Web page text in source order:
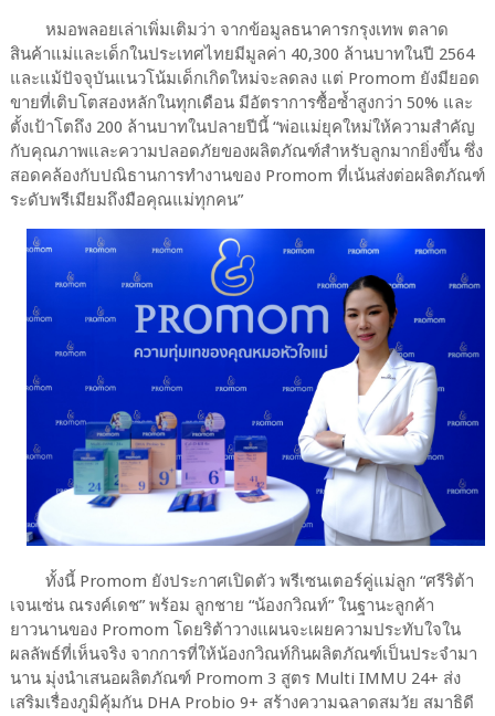
หมอพลอยเล่าเพิ่มเติมว่า จากข้อมูลธนาคารกรุงเทพ ตลาด
สินค้าแม่และเด็กในประเทศไทยมีมูลค่า 40,300 ล้านบาทในปี 2564
และแม้ปัจจุบันแนวโน้มเด็กเกิดใหม่จะลดลง แต่ Promom ยังมียอด
ขายที่เติบโตสองหลักในทุกเดือน มีอัตราการซื้อซ้ำสูงกว่า 50% และ
ตั้งเป้าโตถึง 200 ล้านบาทในปลายปีนี้ “พ่อแม่ยุคใหม่ให้ความสำคัญ
กับคุณภาพและความปลอดภัยของผลิตภัณฑ์สำหรับลูกมากยิ่งขึ้น ซึ่ง
สอดคล้องกับปณิธานการทำงานของ Promom ที่เน้นส่งต่อผลิตภัณฑ์
ระดับพรีเมียมถึงมือคุณแม่ทุกคน”
ทั้งนี้ Promom ยังประกาศเปิดตัว พรีเซนเตอร์คู่แม่ลูก “ศรีริต้า
เจนเซ่น ณรงค์เดช” พร้อม ลูกชาย “น้องกวิณท์” ในฐานะลูกค้า
ยาวนานของ Promom โดยริต้าวางแผนจะเผยความประทับใจใน
ผลลัพธ์ที่เห็นจริง จากการที่ให้น้องกวิณท์กินผลิตภัณฑ์เป็นประจำมา
นาน มุ่งนำเสนอผลิตภัณฑ์ Promom 3 สูตร Multi IMMU 24+ ส่ง
เสริมเรื่องภูมิคุ้มกัน DHA Probio 9+ สร้างความฉลาดสมวัย สมาธิดี